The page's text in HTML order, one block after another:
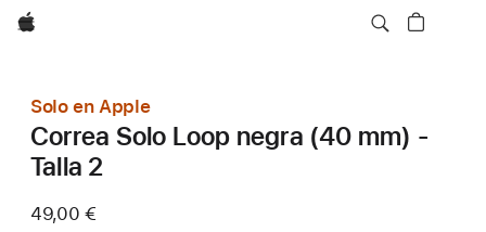
Apple
Solo en Apple
Correa Solo Loop negra (40 mm) -
Talla 2
49,00 €